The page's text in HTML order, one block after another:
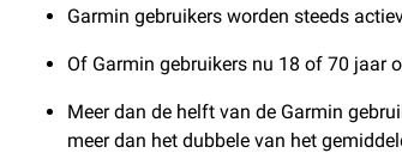
Garmin gebruikers worden steeds
Of Garmin gebruikers nu 18 of 70 jaar
Meer dan de helft van de Garmin
meer dan het dubbele van het